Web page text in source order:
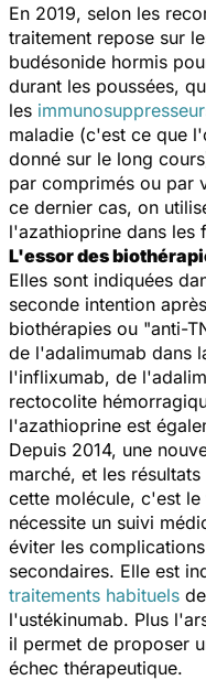
En 2019, selon les
traitement repose sur
budésonide hormis
durant les poussées,
les
maladie (c'est ce que
donné sur le long
par comprimés ou par
ce dernier cas, on
l'azathioprine dans les
L'essor des
Elles sont indiquées
seconde intention
biothérapies ou "anti-
de l'adalimumab dans
l'inflixumab, de
rectocolite
l'azathioprine est
Depuis 2014, une
marché, et les
cette molécule, c'est le
nécessite un suivi
éviter les
secondaires. Elle est
traitements habituels
l'ustékinumab. Plus
il permet de proposer
échec thérapeutique.